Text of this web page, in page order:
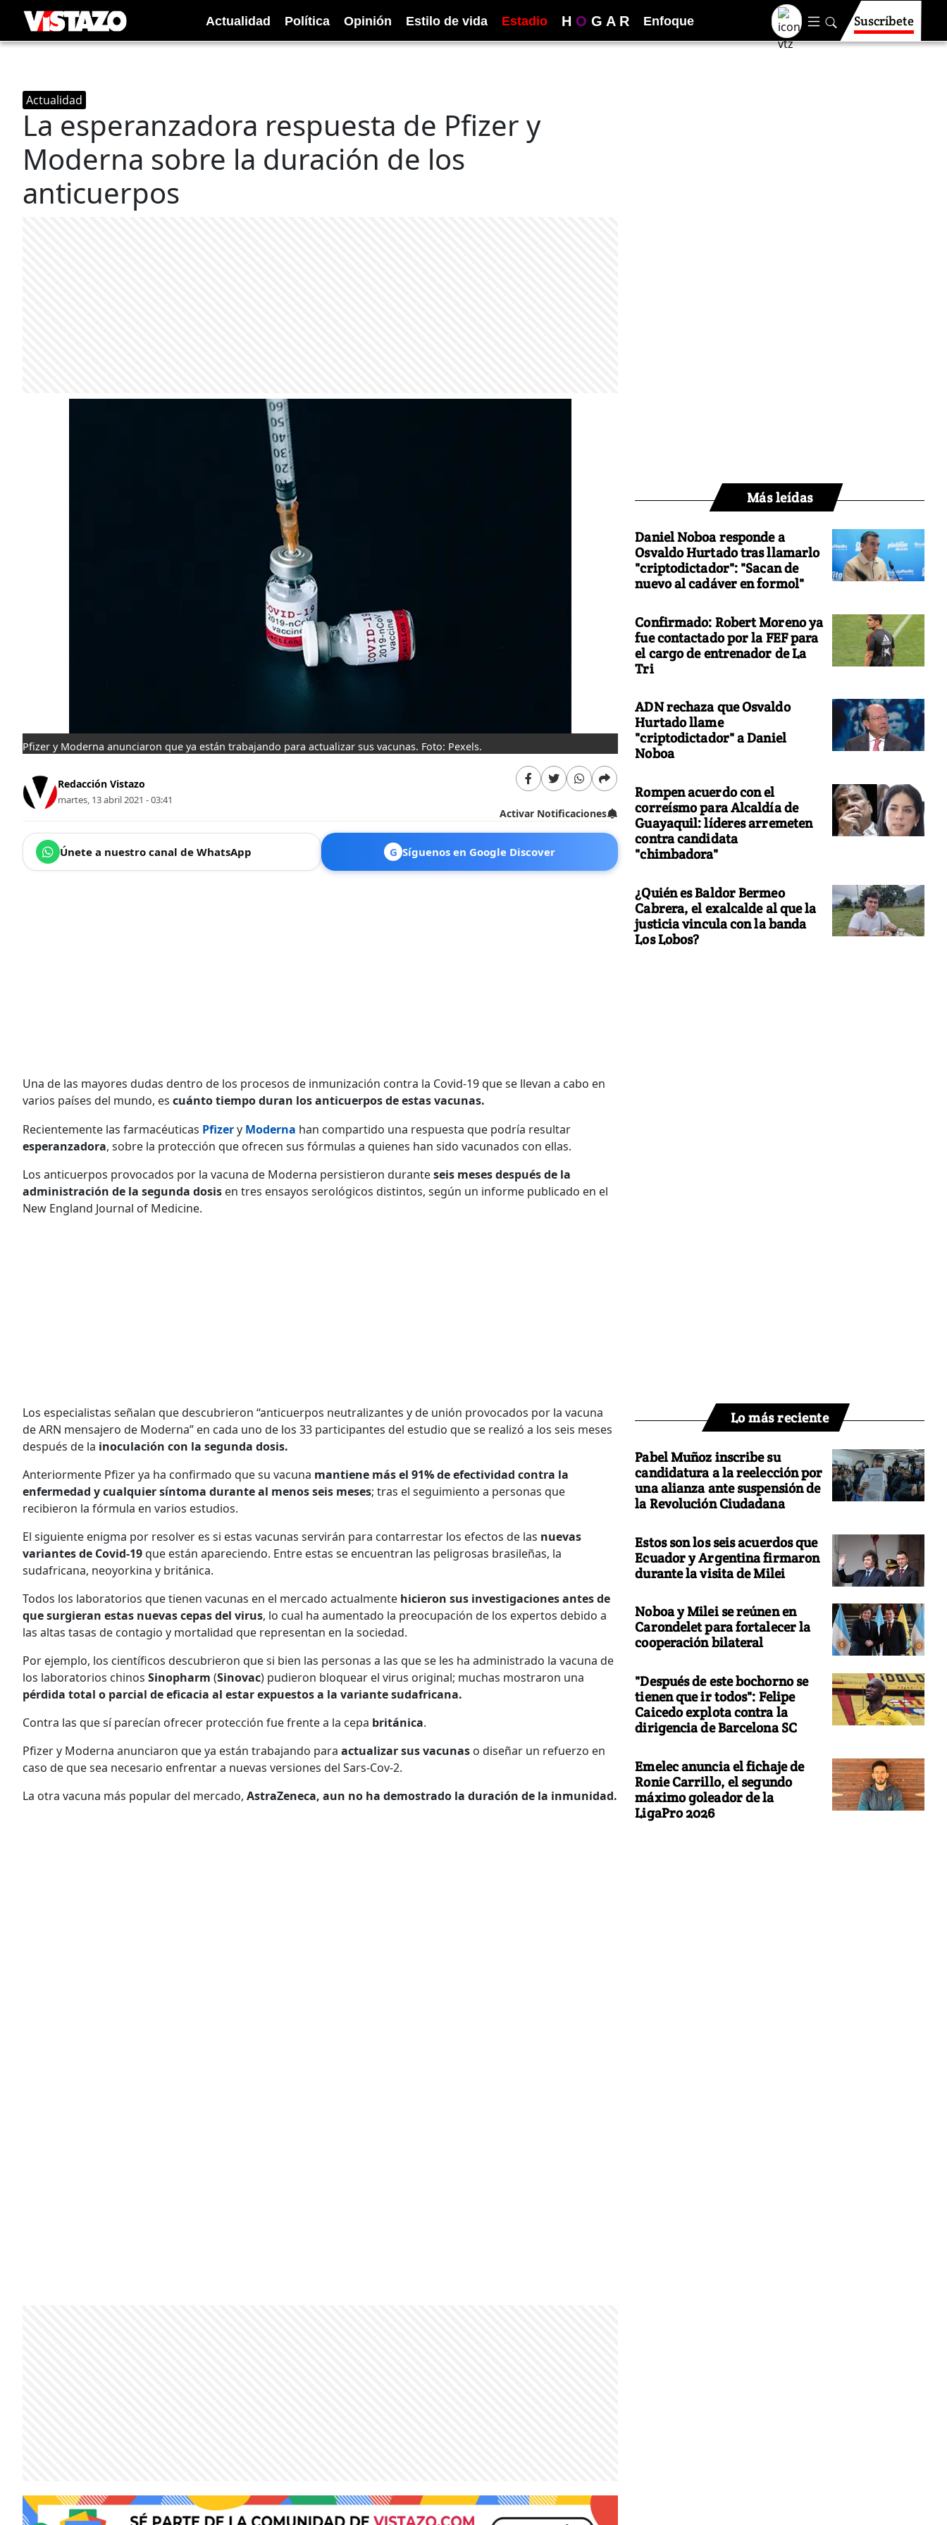
Actualidad Política Opinión Estilo de vida Estadio H O G A R Enfoque Suscríbete
Actualidad
La esperanzadora respuesta de Pfizer y
Moderna sobre la duración de los
anticuerpos
Pfizer y Moderna anunciaron que ya están trabajando para actualizar sus vacunas. Foto: Pexels.
Redacción Vistazo
martes, 13 abril 2021 - 03:41
Activar Notificaciones
Únete a nuestro canal de WhatsApp G Síguenos en Google Discover
Una de las mayores dudas dentro de los procesos de inmunización contra la Covid-19 que se llevan a cabo en
varios países del mundo, es cuánto tiempo duran los anticuerpos de estas vacunas.
Recientemente las farmacéuticas Pfizery Moderna han compartido una respuesta que podría resultar
esperanzadora, sobre la protección que ofrecen sus fórmulas a quienes han sido vacunados con ellas.
Los anticuerpos provocados por la vacuna de Moderna persistieron duranteseis meses después de la
administración de la segunda dosis en tres ensayos serológicos distintos, según un informe publicado en el
New England Journal of Medicine.
Los especialistas señalan que descubrieron “anticuerpos neutralizantes y de unión provocados por la vacuna
de ARN mensajero de Moderna” en cada uno de los 33 participantes del estudio que se realizó a los seis meses
después de la inoculación con la segunda dosis.
Anteriormente Pfizer ya ha confirmado que su vacuna mantiene más el 91% de efectividad contra la
enfermedad y cualquier síntoma durante al menos seis meses; tras el seguimiento a personas que
recibieron la fórmula en varios estudios.
El siguiente enigma por resolver es si estas vacunas servirán para contarrestar los efectos de las nuevas
variantes de Covid-19que están apareciendo. Entre estas se encuentran las peligrosas brasileñas, la
sudafricana, neoyorkina y británica.
Todos los laboratorios que tienen vacunas en el mercado actualmente hicieron sus investigaciones antes de
que surgieran estas nuevas cepas del virus, lo cual ha aumentado la preocupación de los expertos debido a
las altas tasas de contagio y mortalidad que representan en la sociedad.
Por ejemplo, los científicos descubrieron que si bien las personas a las que se les ha administrado la vacuna de
los laboratorios chinos Sinopharm (Sinovac) pudieron bloquear el virus original; muchas mostraron una
pérdida total o parcial de eficacia al estar expuestos a la variante sudafricana.
Contra las que sí parecían ofrecer protección fue frente a la cepa británica.
Pfizer y Moderna anunciaron que ya están trabajando para actualizar sus vacunas o diseñar un refuerzo en
caso de que sea necesario enfrentar a nuevas versiones del Sars-Cov-2.
La otra vacuna más popular del mercado, AstraZeneca, aun no ha demostrado la duración de la inmunidad.
Más leídas
Daniel Noboa responde a
Osvaldo Hurtado tras llamarlo
"criptodictador": "Sacan de
nuevo al cadáver en formol"
Confirmado: Robert Moreno ya
fue contactado por la FEF para
el cargo de entrenador de La
Tri
ADN rechaza que Osvaldo
Hurtado llame
"criptodictador" a Daniel
Noboa
Rompen acuerdo con el
correísmo para Alcaldía de
Guayaquil: líderes arremeten
contra candidata
"chimbadora"
¿Quién es Baldor Bermeo
Cabrera, el exalcalde al que la
justicia vincula con la banda
Los Lobos?
Lo más reciente
Pabel Muñoz inscribe su
candidatura a la reelección por
una alianza ante suspensión de
la Revolución Ciudadana
Estos son los seis acuerdos que
Ecuador y Argentina firmaron
durante la visita de Milei
Noboa y Milei se reúnen en
Carondelet para fortalecer la
cooperación bilateral
"Después de este bochorno se
tienen que ir todos": Felipe
Caicedo explota contra la
dirigencia de Barcelona SC
Emelec anuncia el fichaje de
Ronie Carrillo, el segundo
máximo goleador de la
LigaPro 2026